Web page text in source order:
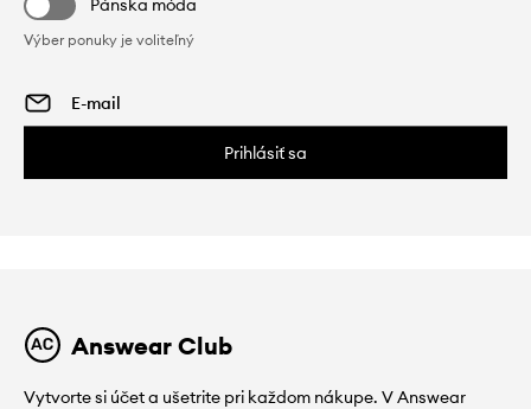
Pánska móda
Výber ponuky je voliteľný
Prihlásiť sa
Answear Club
Vytvorte si účet a ušetrite pri každom nákupe. V Answear